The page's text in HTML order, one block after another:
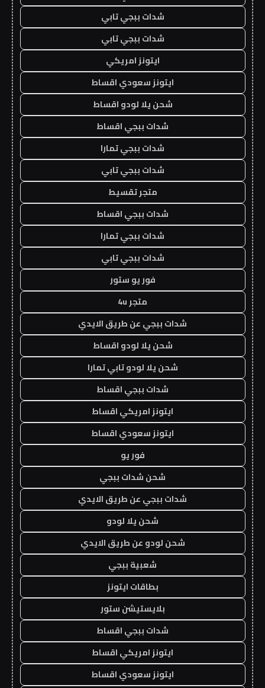
شدات ببجي تابي
شدات ببجي تابي
ايتونز امريكي
ايتونز سعودي اقساط
شحن يلا لودو اقساط
شدات ببجي اقساط
شدات ببجي تمارا
شدات ببجي تابي
متجر تقسيط
شدات ببجي اقساط
شدات ببجي تمارا
شدات ببجي تابي
فور يو ستور
متجر 4u
شدات ببجي عن طريق الايدي
شحن يلا لودو اقساط
شحن يلا لودو تابي تمارا
شدات ببجي اقساط
ايتونز امريكي اقساط
ايتونز سعودي اقساط
فور يو
شحن شدات ببجي
شدات ببجي عن طريق الايدي
شحن يلا لودو
شحن لودو عن طريق الايدي
شعبية ببجي
بطاقات ايتونز
بلايستيشن ستور
شدات ببجي اقساط
ايتونز امريكي اقساط
ايتونز سعودي اقساط